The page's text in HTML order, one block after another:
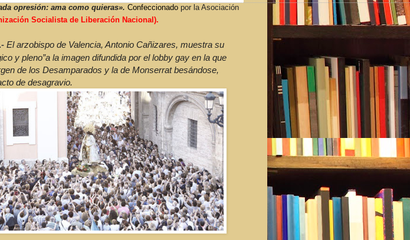
opresión: ama como quieras». Confeccionado por la Asociación
Socialista de Liberación Nacional).
El arzobispo de Valencia, Antonio Cañizares, muestra su
y pleno”a la imagen difundida por el lobby gay en la que
de los Desamparados y la de Monserrat besándose,
de desagravio.